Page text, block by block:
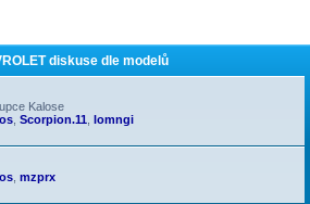
diskuse dle modelů
Kalose
Scorpion.11 lomngi
mzprx